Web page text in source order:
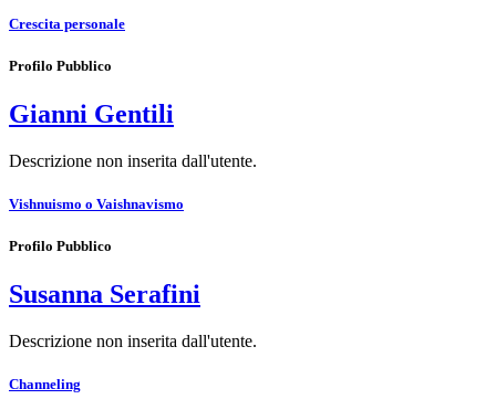
Crescita personale
Profilo Pubblico
Gianni Gentili
Descrizione non inserita dall'utente.
Vishnuismo o Vaishnavismo
Profilo Pubblico
Susanna Serafini
Descrizione non inserita dall'utente.
Channeling